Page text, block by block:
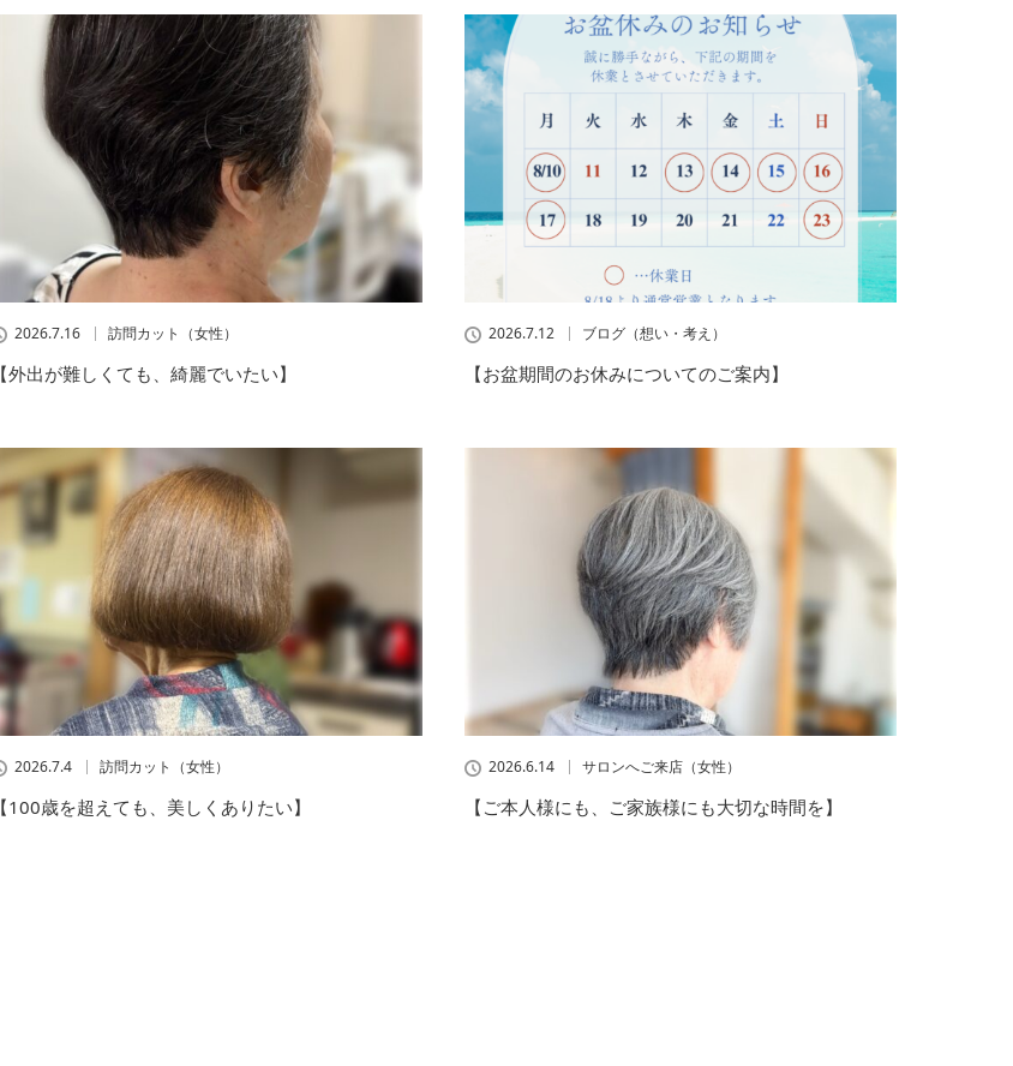
2026.7.16 訪問カット（女性）
【外出が難しくても、綺麗でいたい】
2026.7.12 ブログ（想い・考え）
【お盆期間のお休みについてのご案内】
2026.7.4 訪問カット（女性）
【100歳を超えても、美しくありたい】
2026.6.14 サロンへご来店（女性）
【ご本人様にも、ご家族様にも大切な時間を】